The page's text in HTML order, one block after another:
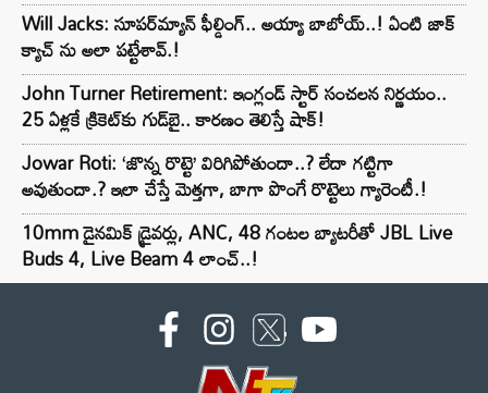
Will Jacks: సూపర్‌మ్యాన్ ఫీల్డింగ్.. అయ్యా బాబోయ్..! ఏంటి జాక్
క్యాచ్ ను అలా పట్టేశావ్.!
John Turner Retirement: ఇంగ్లండ్ స్టార్ సంచలన నిర్ణయం..
25 ఏళ్లకే క్రికెట్‌కు గుడ్‌బై.. కారణం తెలిస్తే షాక్!
Jowar Roti: ‘జొన్న రొట్టె’ విరిగిపోతుందా..? లేదా గట్టిగా
అవుతుందా.? ఇలా చేస్తే మెత్తగా, బాగా పొంగే రొట్టెలు గ్యారెంటీ.!
10mm డైనమిక్ డ్రైవర్లు, ANC, 48 గంటల బ్యాటరీతో JBL Live
Buds 4, Live Beam 4 లాంచ్..!